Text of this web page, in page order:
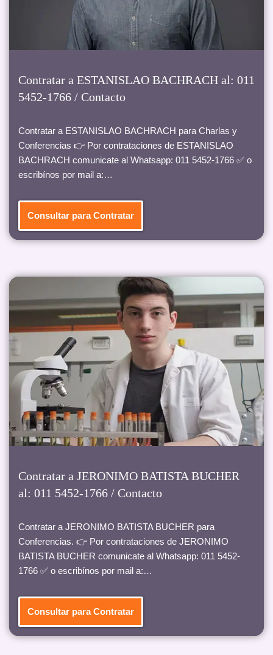
Contratar a ESTANISLAO BACHRACH al: 011
5452-1766 / Contacto
Contratar a ESTANISLAO BACHRACH para Charlas y
Conferencias 👉 Por contrataciones de ESTANISLAO
BACHRACH comunicate al Whatsapp: 011 5452-1766 ✅ o
escribínos por mail a:…
Consultar para Contratar
Contratar a JERONIMO BATISTA BUCHER
al: 011 5452-1766 / Contacto
Contratar a JERONIMO BATISTA BUCHER para
Conferencias. 👉 Por contrataciones de JERONIMO
BATISTA BUCHER comunicate al Whatsapp: 011 5452-
1766 ✅ o escribínos por mail a:…
Consultar para Contratar